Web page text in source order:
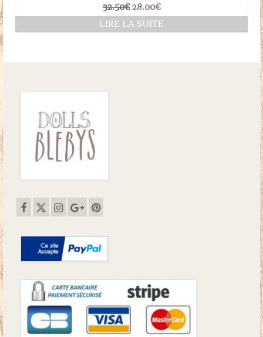
32.50€ Le
prix
initial
28.00€Le
prix
actuel
LIRE LA SUITE